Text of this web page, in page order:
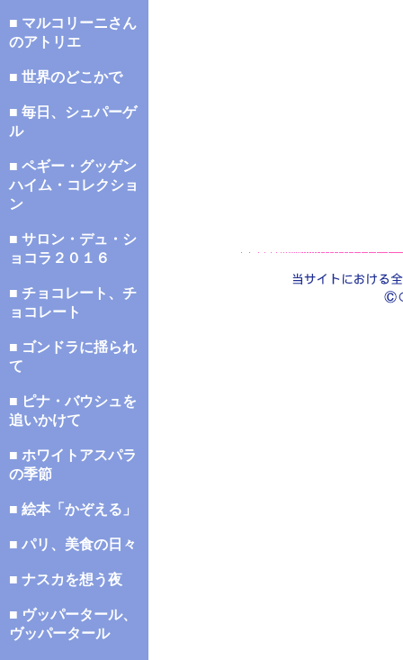
■ マルコリーニさん
のアトリエ
■ 世界のどこかで
■ 毎日、シュパーゲ
ル
■ ペギー・グッゲン
ハイム・コレクショ
ン
■ サロン・デュ・シ
ョコラ２０１６
■ チョコレート、チ
ョコレート
■ ゴンドラに揺られ
て
■ ピナ・バウシュを
追いかけて
■ ホワイトアスパラ
の季節
■ 絵本「かぞえる」
■ パリ、美食の日々
■ ナスカを想う夜
■ ヴッパータール、
ヴッパータール